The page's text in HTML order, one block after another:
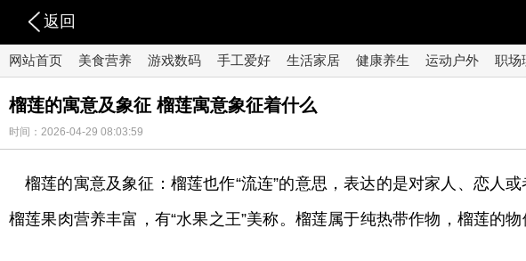
返回
网站首页 美食营养 游戏数码 手工爱好 生活家居 健康养生 运动户外 职场
榴莲的寓意及象征 榴莲寓意象征着什么
时间：2026-04-29 08:03:59
榴莲的寓意及象征：榴莲也作“流连”的意思，表达的是对家人、恋人
榴莲果肉营养丰富，有“水果之王”美称。榴莲属于纯热带作物，榴莲的